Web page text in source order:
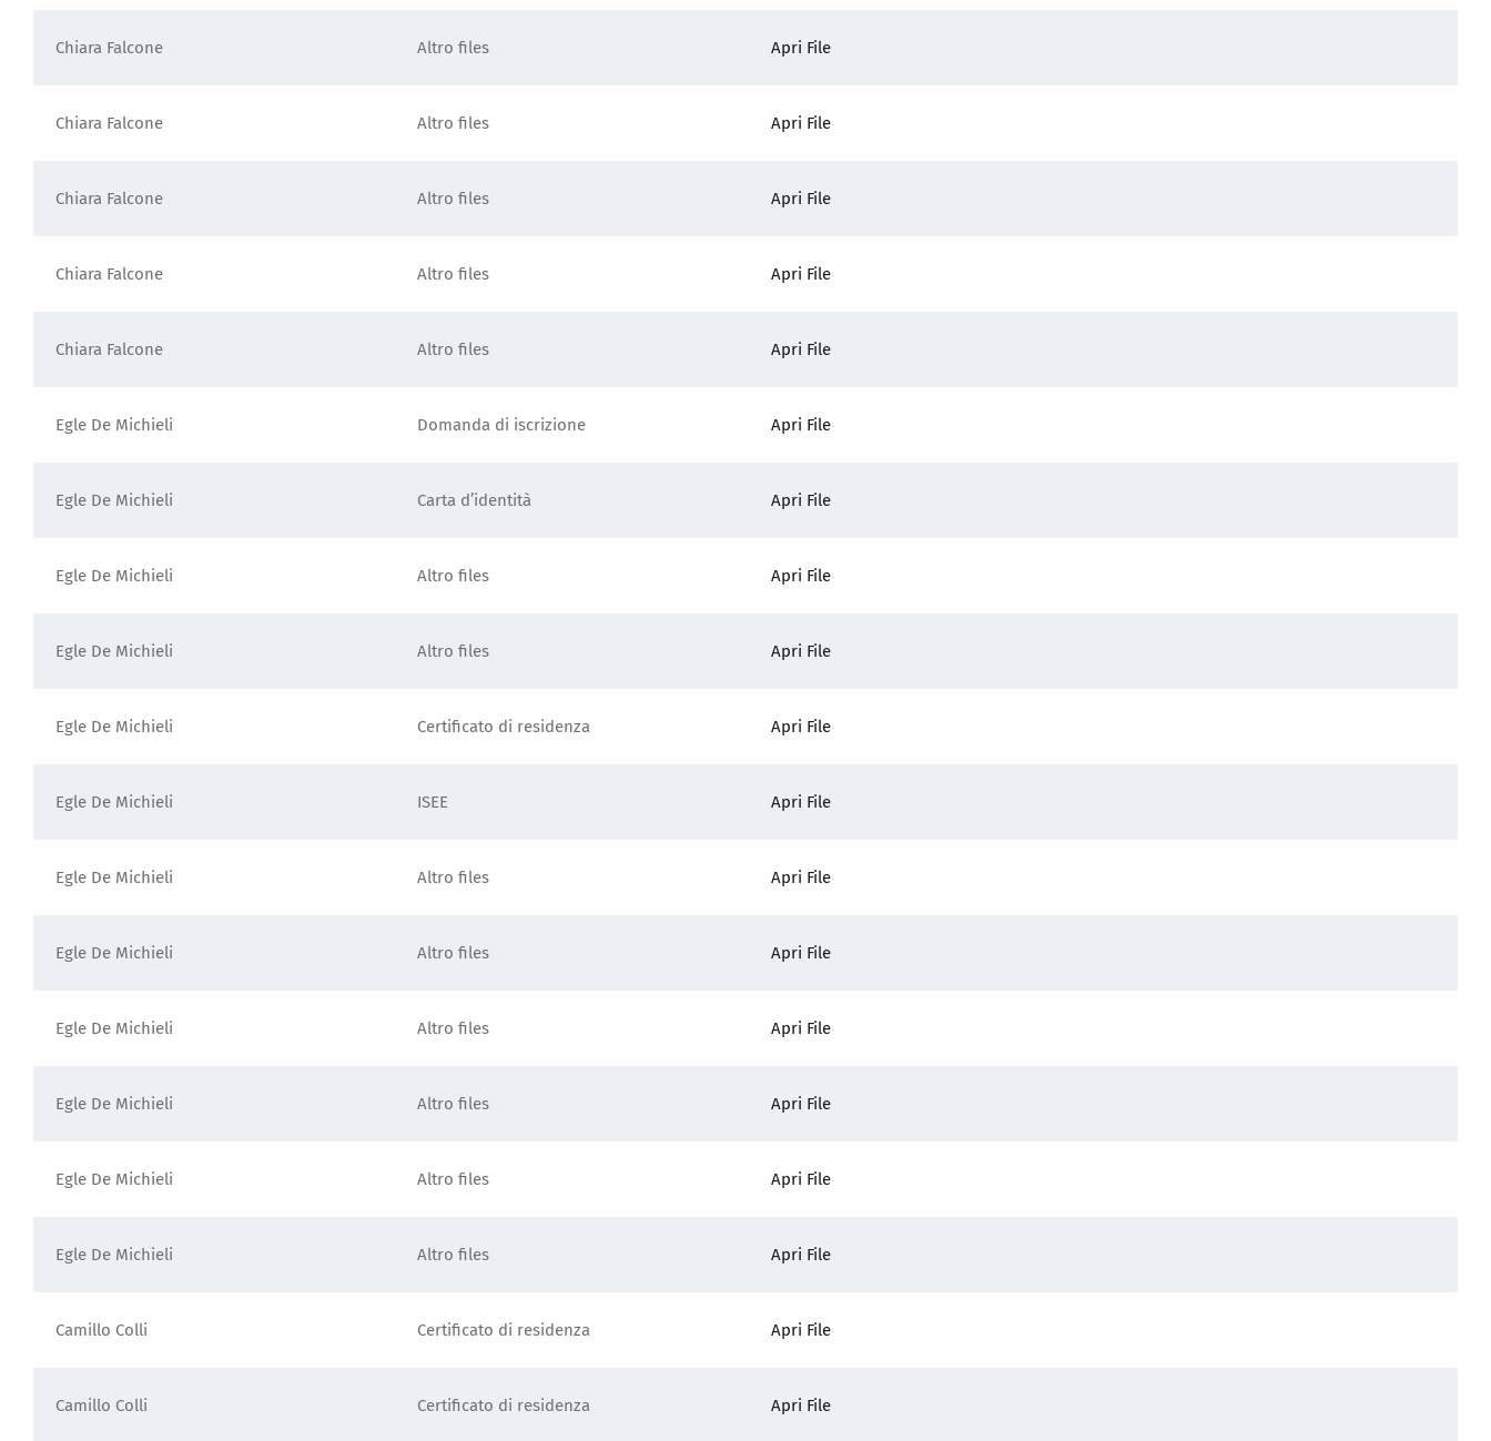
Chiara Falcone Altro files Apri File
Chiara Falcone Altro files Apri File
Chiara Falcone Altro files Apri File
Chiara Falcone Altro files Apri File
Chiara Falcone Altro files Apri File
Egle De Michieli Domanda di iscrizione Apri File
Egle De Michieli Carta d’identità Apri File
Egle De Michieli Altro files Apri File
Egle De Michieli Altro files Apri File
Egle De Michieli Certificato di residenza Apri File
Egle De Michieli ISEE Apri File
Egle De Michieli Altro files Apri File
Egle De Michieli Altro files Apri File
Egle De Michieli Altro files Apri File
Egle De Michieli Altro files Apri File
Egle De Michieli Altro files Apri File
Egle De Michieli Altro files Apri File
Camillo Colli Certificato di residenza Apri File
Camillo Colli Certificato di residenza Apri File